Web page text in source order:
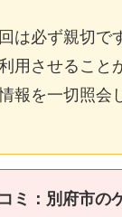
は必ず親切で
用させること
報を一切照会
ミ：別府市の